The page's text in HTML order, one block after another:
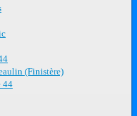
(Finistère)
44